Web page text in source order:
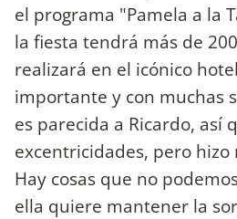
el programa "Pamela a la
la fiesta tendrá más de
realizará en el icónico
importante y con muchas
es parecida a Ricardo, así
excentricidades, pero hizo
Hay cosas que no
ella quiere mantener la